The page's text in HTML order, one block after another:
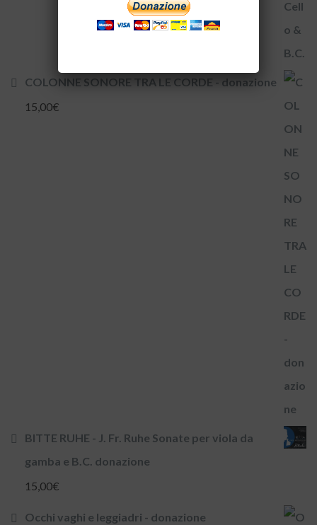
COLONNE SONORE TRA LE CORDE - donazione
15,00€
BITTE RUHE - J. Fr. Ruhe Sonate per viola da
gamba e B.C. donazione
15,00€
Occhi vaghi e leggiadri - donazione